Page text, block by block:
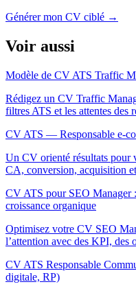
Générer mon CV ciblé →
Voir aussi
Modèle de CV ATS Traffic
Rédigez un CV Traffic
filtres ATS et les attentes des
CV ATS — Responsable e-
Un CV orienté résultats pour
CA, conversion, acquisition
CV ATS pour SEO Manager
croissance organique
Optimisez votre CV SEO
l’attention avec des KPI, des
CV ATS Responsable
digitale, RP)